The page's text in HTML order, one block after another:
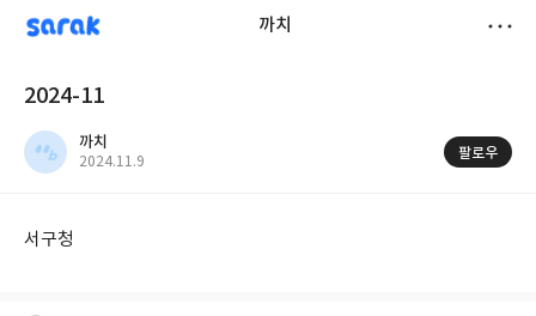
sarak 까치
2024-11
까치
작
2024.11.9
팔로우
서구청